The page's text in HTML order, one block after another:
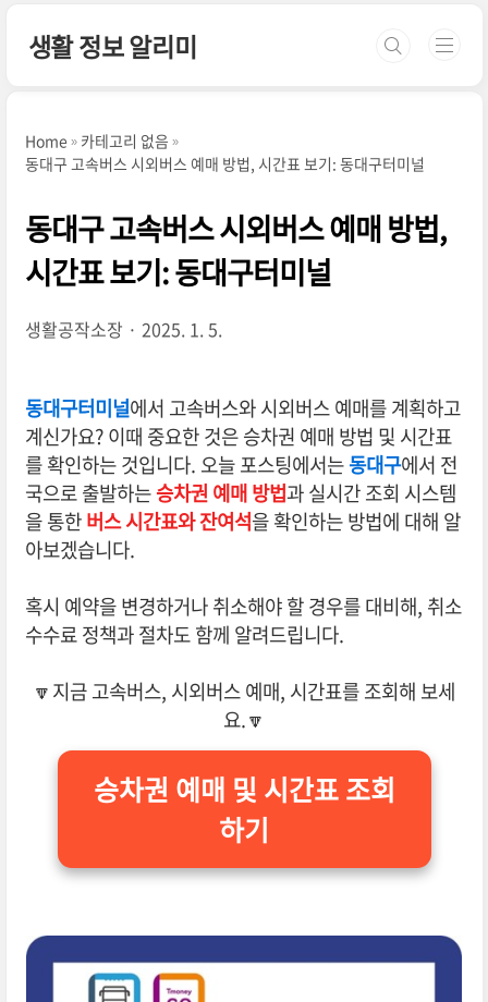
생활 정보 알리미
Home
카테고리 없음
동대구 고속버스 시외버스 예매 방법, 시간표 보기: 동대구터미널
동대구 고속버스 시외버스 예매 방법,
시간표 보기: 동대구터미널
생활공작소장 2025. 1. 5.
동대구터미널에서 고속버스와 시외버스 예매를 계획하고
계신가요? 이때 중요한 것은 승차권 예매 방법 및 시간표
를 확인하는 것입니다. 오늘 포스팅에서는동대구에서 전
국으로 출발하는승차권 예매 방법과 실시간 조회 시스템
을 통한버스 시간표와 잔여석을 확인하는 방법에 대해 알
아보겠습니다.
혹시 예약을 변경하거나 취소해야 할 경우를 대비해, 취소
수수료 정책과 절차도 함께 알려드립니다.
🔽지금 고속버스, 시외버스 예매, 시간표를 조회해 보세
요.🔽
승차권 예매 및 시간표 조회
하기